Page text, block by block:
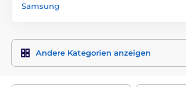
Samsung
Andere Kategorien anzeigen